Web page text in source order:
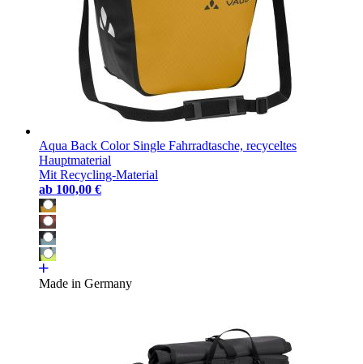
Aqua Back Color Single Fahrradtasche, recyceltes
Hauptmaterial
Mit Recycling-Material
ab 100,00 €
Made in Germany